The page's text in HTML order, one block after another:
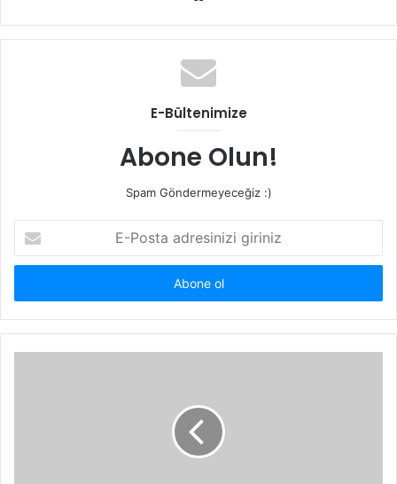
E-Bültenimize
Abone Olun!
Spam Göndermeyeceğiz :)
Posta
adresinizi